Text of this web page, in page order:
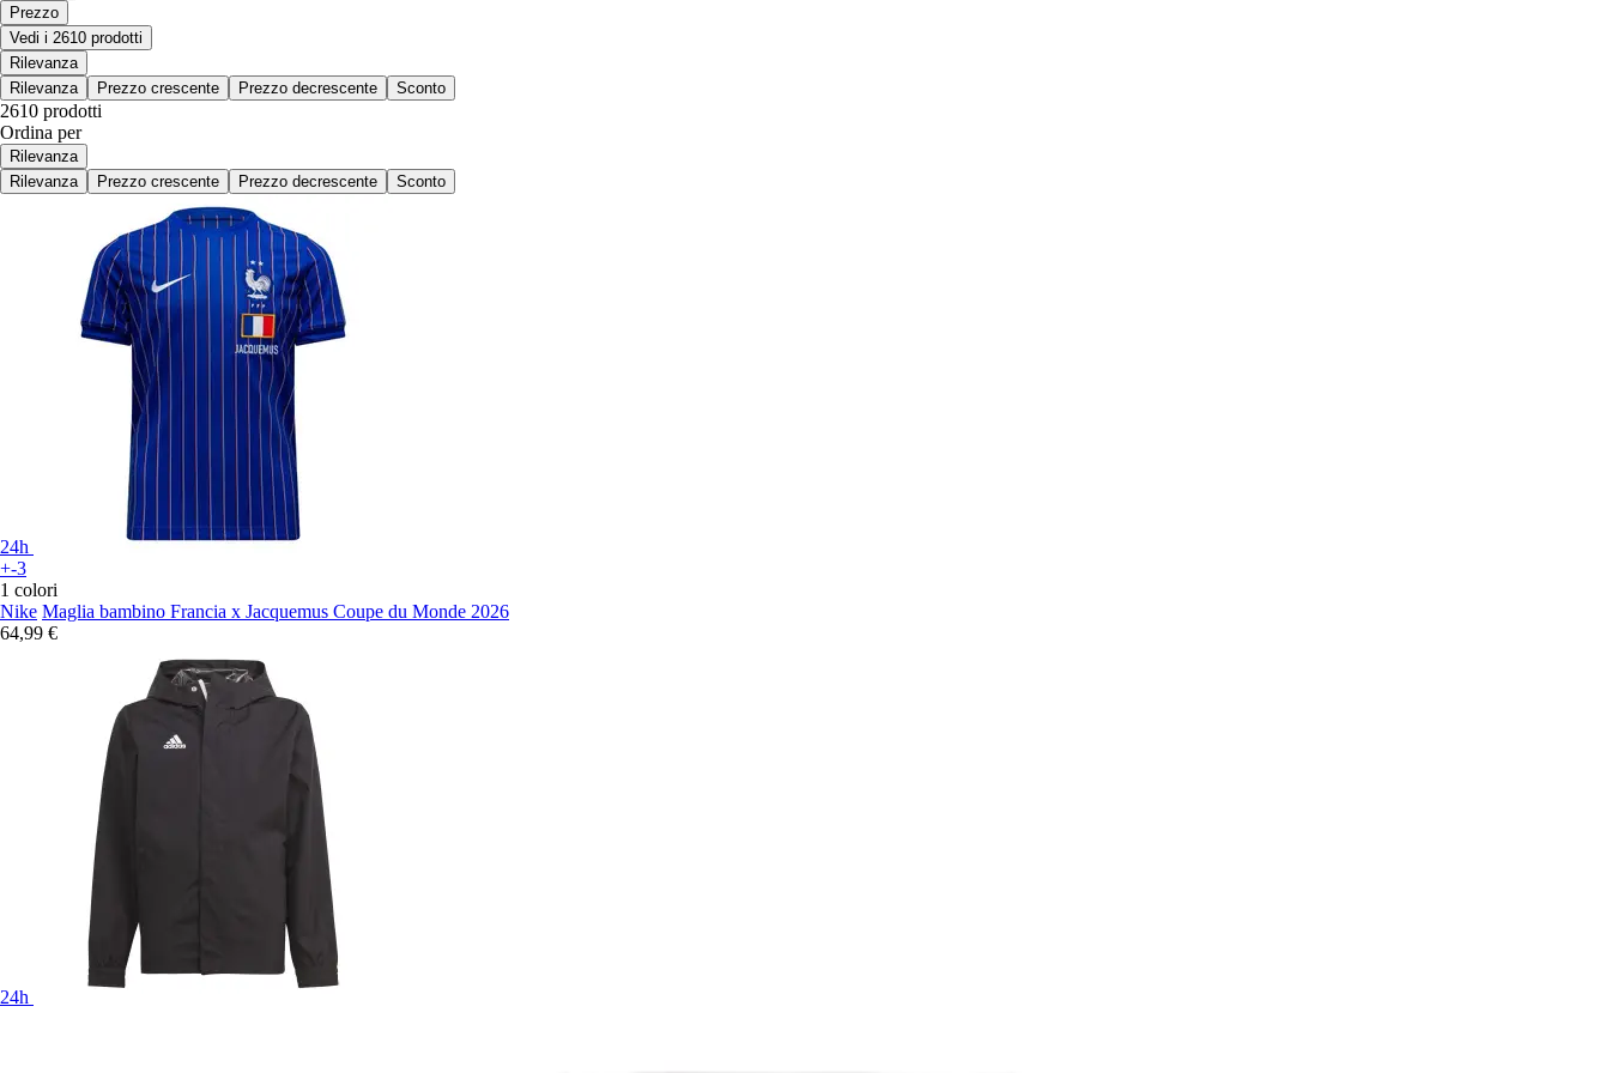
Prezzo
Vedi i 2610 prodotti
Rilevanza
Rilevanza
Prezzo crescente Prezzo decrescente Sconto
2610 prodotti
Ordina per
Rilevanza
Rilevanza
Prezzo crescente Prezzo decrescente Sconto
24h
+-3
1 colori
Nike Maglia bambino Francia x Jacquemus Coupe du Monde 2026
64,99 €
24h